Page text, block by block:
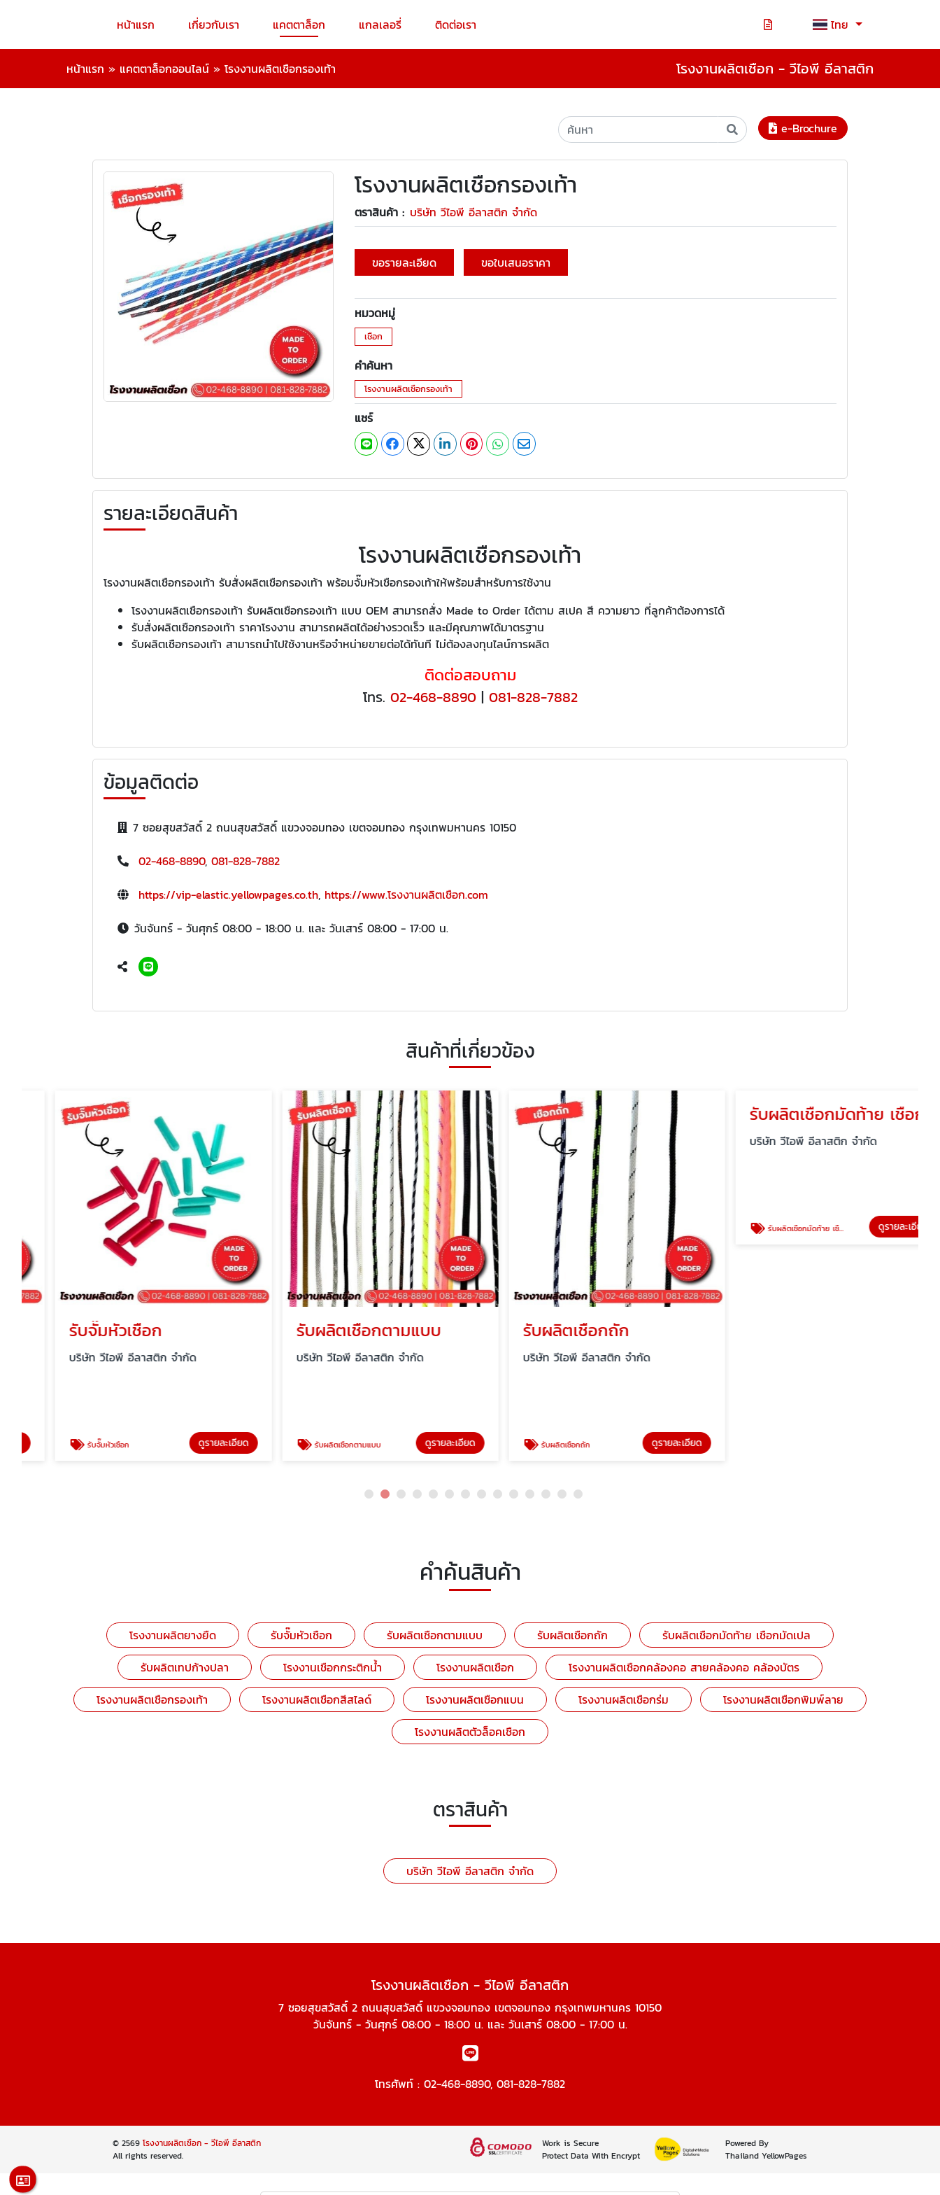
หน้าแรก เกี่ยวกับเรา แคตตาล็อก แกลเลอรี่ ติดต่อเรา ไทย
หน้าแรก » แคตตาล็อกออนไลน์ » โรงงานผลิตเชือกรองเท้า โรงงานผลิตเชือก - วีไอพี อีลาสติก
e-Brochure
โรงงานผลิตเชือกรองเท้า
ตราสินค้า : บริษัท วีไอพี อีลาสติก จำกัด
ขอรายละเอียด ขอใบเสนอราคา
หมวดหมู่
เชือก
คำค้นหา
โรงงานผลิตเชือกรองเท้า
แชร์
รายละเอียดสินค้า
โรงงานผลิตเชือกรองเท้า
โรงงานผลิตเชือกรองเท้า รับสั่งผลิตเชือกรองเท้า พร้อมจั๊มหัวเชือกรองเท้าให้พร้อมสำหรับการใช้งาน
โรงงานผลิตเชือกรองเท้า รับผลิตเชือกรองเท้า แบบ OEM สามารถสั่ง Made to Order ได้ตาม สเปค สี ความยาว ที่ลูกค้าต้องการได้
รับสั่งผลิตเชือกรองเท้า ราคาโรงงาน สามารถผลิตได้อย่างรวดเร็ว และมีคุณภาพได้มาตรฐาน
รับผลิตเชือกรองเท้า สามารถนำไปใช้งานหรือจำหน่ายขายต่อได้ทันที ไม่ต้องลงทุนไลน์การผลิต
ติดต่อสอบถาม
โทร. 02-468-8890| 081-828-7882
ข้อมูลติดต่อ
7 ซอยสุขสวัสดิ์ 2 ถนนสุขสวัสดิ์ แขวงจอมทอง เขตจอมทอง กรุงเทพมหานคร 10150
02-468-8890, 081-828-7882
https://vip-elastic.yellowpages.co.th, https://www.โรงงานผลิตเชือก.com
วันจันทร์ - วันศุกร์ 08:00 - 18:00 น. และ วันเสาร์ 08:00 - 17:00 น.
สินค้าที่เกี่ยวข้อง
รับจั๊มหัวเชือก
บริษัท วีไอพี อีลาสติก จำกัด
รับจั๊มหัวเชือก ดูรายละเอียด
รับผลิตเชือกตามแบบ
บริษัท วีไอพี อีลาสติก จำกัด
รับผลิตเชือกตามแบบ ดูรายละเอียด
รับผลิตเชือกถัก
บริษัท วีไอพี อีลาสติก จำกัด
รับผลิตเชือกถัก ดูรายละเอียด
รับผลิตเชือกมัดท้าย เชือกมัดเปล
บริษัท วีไอพี อีลาสติก จำกัด
รับผลิตเชือกมัดท้าย เชือกมัดเปล ดูรายละเอียด
คำค้นสินค้า
โรงงานผลิตยางยืด รับจั๊มหัวเชือก รับผลิตเชือกตามแบบ รับผลิตเชือกถัก
รับผลิตเชือกมัดท้าย เชือกมัดเปล
รับผลิตเทปก้างปลา
โรงงานเชือกกระติกน้ำ โรงงานผลิตเชือก
โรงงานผลิตเชือกคล้องคอ สายคล้องคอ คล้องบัตร
โรงงานผลิตเชือกรองเท้า
โรงงานผลิตเชือกสีสไลด์ โรงงานผลิตเชือกแบน โรงงานผลิตเชือกร่ม
โรงงานผลิตเชือกพิมพ์ลาย
โรงงานผลิตตัวล็อคเชือก
ตราสินค้า
บริษัท วีไอพี อีลาสติก จำกัด
โรงงานผลิตเชือก - วีไอพี อีลาสติก
7 ซอยสุขสวัสดิ์ 2 ถนนสุขสวัสดิ์ แขวงจอมทอง เขตจอมทอง กรุงเทพมหานคร 10150
วันจันทร์ - วันศุกร์ 08:00 - 18:00 น. และ วันเสาร์ 08:00 - 17:00 น.
โทรศัพท์ : 02-468-8890, 081-828-7882
© 2569โรงงานผลิตเชือก - วีไอพี อีลาสติก
All rights reserved.
Work is Secure
Protect Data With Encrypt
Powered By
Thailand YellowPages